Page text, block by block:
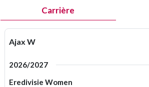
Carrière
Ajax W
2026/2027
Eredivisie Women